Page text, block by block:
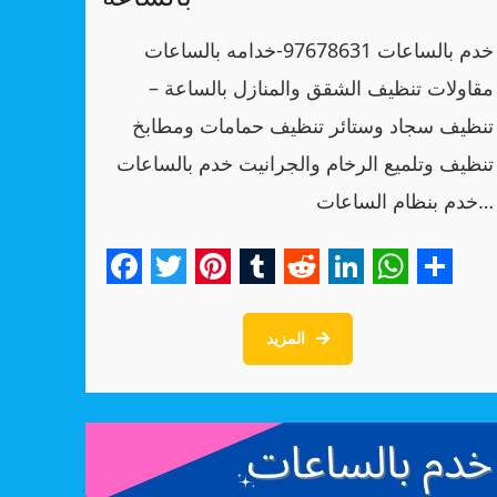
خدم بالساعات 97678631-خدامه بالساعات
مقاولات تنظيف الشقق والمنازل بالساعة –
تنظيف سجاد وستائر تنظيف حمامات ومطابخ
تنظيف وتلميع الرخام والجرانيت خدم بالساعات
خدم بنظام الساعات…
Facebook
TwitterPinterest
Tumblr
RedditLinkedIn
المزيد